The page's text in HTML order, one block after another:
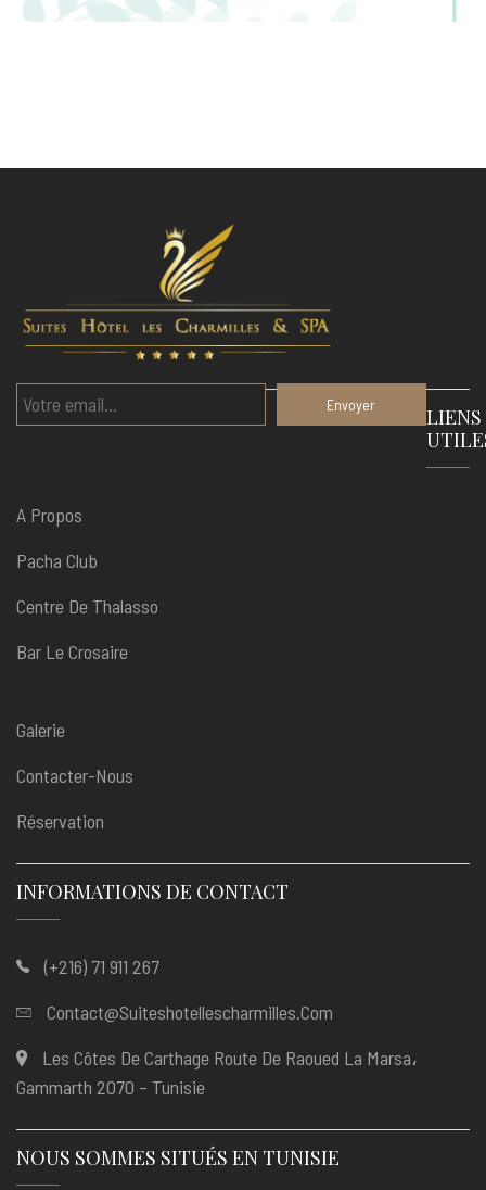
LIENS
A Propos
Pacha Club
Centre De Thalasso
Bar Le Crosaire
Galerie
Contacter-Nous
Réservation
INFORMATIONS DE CONTACT
(+216) 71 911 267
Contact@suiteshotellescharmilles.com
Les Côtes De Carthage Route De Raoued La Marsa،
Gammarth 2070 – Tunisie
NOUS SOMMES SITUÉS EN TUNISIE